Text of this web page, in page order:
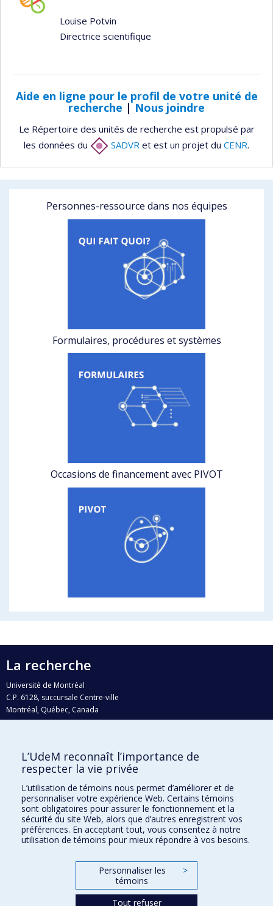
Louise Potvin
Directrice scientifique
Aide en ligne pour le profil de votre unité de
recherche | Nous joindre
Le Répertoire des unités de recherche est propulsé par
les données du
SADVR et est un projet du CENR.
Personnes-ressource dans nos équipes
Formulaires, procédures et systèmes
Occasions de financement avec PIVOT
La recherche
Université de Montréal
C.P. 6128, succursale Centre-ville
Montréal, Québec, Canada
H3C 3J7
Qui fait quoi?
Nous trouver
Plan du site
Accessibilité
L’UdeM reconnaît l’importance de
respecter la vie privée
L’utilisation de témoins nous permet d’améliorer et de
personnaliser votre expérience Web. Certains témoins
sont obligatoires pour assurer le fonctionnement et la
sécurité du site Web, alors que d’autres enregistrent vos
préférences. En acceptant tout, vous consentez à notre
utilisation de témoins pour mieux répondre à vos besoins.
Personnaliser les
témoins
>
Tout refuser